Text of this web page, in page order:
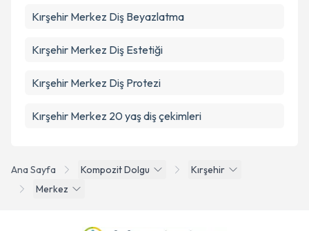
Ana Sayfa Kompozit Dolgu
Kırşehir
Merkez
Kırşehir Merkez Diş Beyazlatma
Kırşehir Merkez Diş Estetiği
Kırşehir Merkez Diş Protezi
Kırşehir Merkez 20 yaş diş çekimleri